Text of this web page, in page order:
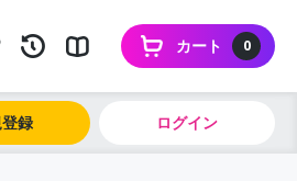
0
カート
録 ログイン